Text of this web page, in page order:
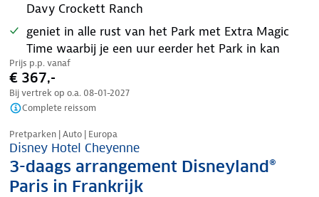
Davy Crockett Ranch
geniet in alle rust van het Park met Extra Magic
Time waarbij je een uur eerder het Park in kan
Prijs p.p. vanaf
€ 367,-
Bij vertrek op o.a. 08-01-2027
Complete reissom
Pretparken | Auto | Europa
Disney Hotel Cheyenne
3-daags arrangement Disneyland®
Paris in Frankrijk